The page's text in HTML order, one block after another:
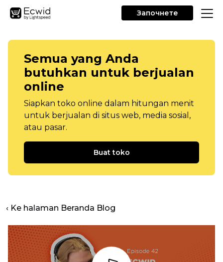
Започнете
Semua yang Anda
butuhkan untuk berjualan
online
Siapkan toko online dalam hitungan menit
untuk berjualan di situs web, media sosial,
atau pasar.
Buat toko
‹ Ke halaman Beranda Blog